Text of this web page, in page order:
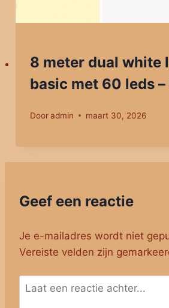
8 meter dual white
basic met 60 leds
Door admin maart 30, 2026
Geef een reactie
Je e-mailadres wordt niet
Vereiste velden zijn